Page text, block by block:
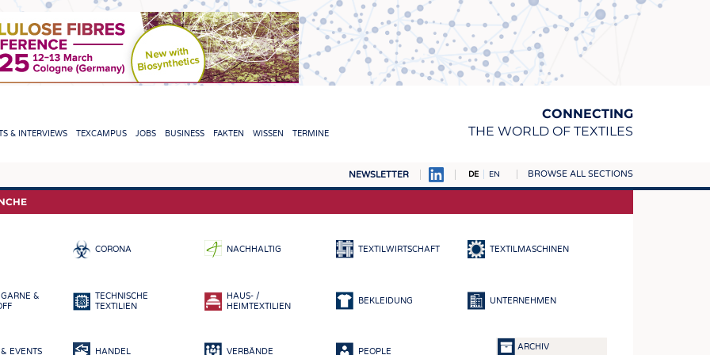
CONNECTING
THE WORLD OF TEXTILES
& INTERVIEWS TEXCAMPUS JOBS BUSINESS FAKTEN WISSEN TERMINE
NEWSLETTER DE EN BROWSE ALL SECTIONS
TEXTILE LEADERSHIP FASERN
GEWEBE
CORONA NACHHALTIG TEXTILWIRTSCHAFT TEXTILMASCHINEN
&
TECHNISCHE
TEXTILIEN
HAUS- /
HEIMTEXTILIEN
BEKLEIDUNG UNTERNEHMEN
EVENTS HANDEL VERBÄNDE PEOPLE ARCHIV